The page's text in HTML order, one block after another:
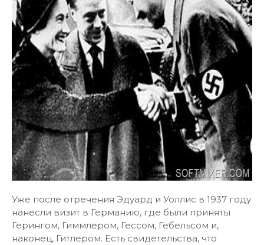
Уже после отречения Эдуард и Уоллис в 1937 году
нанесли визит в Германию, где были приняты
Герингом, Гиммлером, Гессом, Гебельсом и,
наконец, Гитлером. Есть свидетельства, что